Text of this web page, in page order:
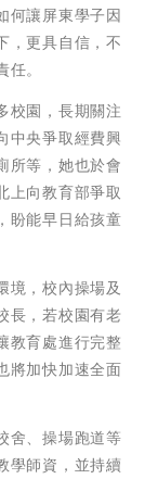
何讓屏東學子因
，更具自信，不
。
校園，長期關注
中央爭取經費興
所等，她也於會
上向教育部爭取
盼能早日給孩童
境，校內操場及
長，若校園有老
教育處進行完整
將加快加速全面
舍、操場跑道等
學師資，並持續